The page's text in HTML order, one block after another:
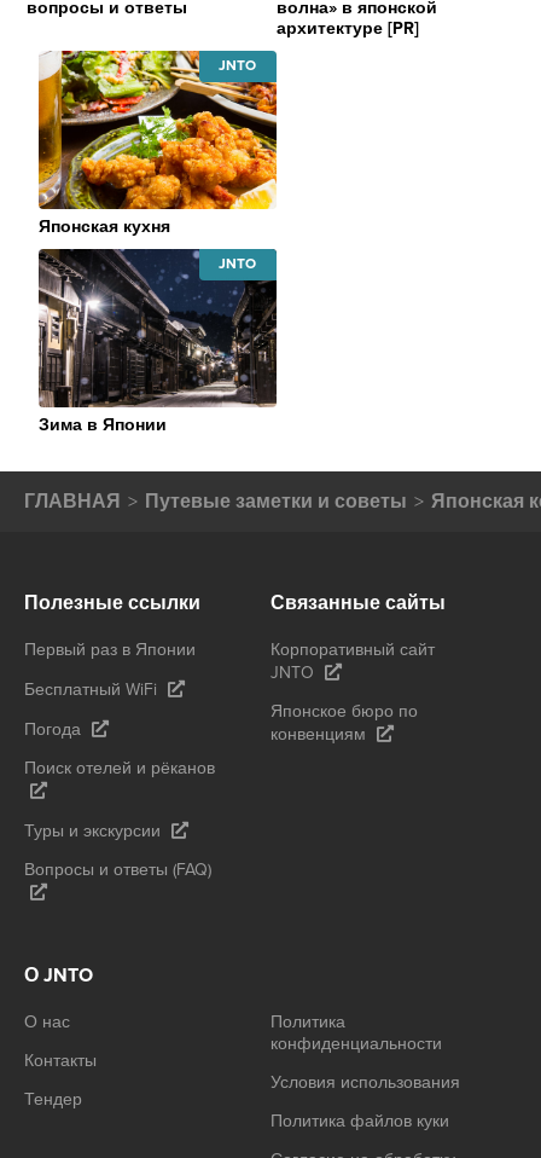
вопросы и ответы
волна» в японской
архитектуре [PR]
Японская кухня
JAPAN
NATIONAL
TOURISM
ORGANIZATION
Зима в Японии
JAPAN
NATIONAL
TOURISM
ORGANIZATION
ГЛАВНАЯ Путевые заметки и советы Японская
Полезные ссылки
Первый раз в Японии
Бесплатный WiFi
Погода
Поиск отелей и рёканов
Туры и экскурсии
Вопросы и ответы (FAQ)
Связанные сайты
Корпоративный сайт
JNTO
Японское бюро по
конвенциям
О JNTO
О нас
Контакты
Тендер
Политика
конфиденциальности
Условия использования
Политика файлов куки